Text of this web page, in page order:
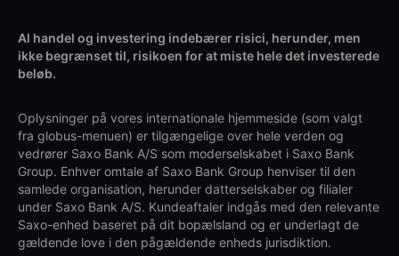
Al handel og investering indebærer risici, herunder, men
ikke begrænset til, risikoen for at miste hele det investerede
beløb.
Oplysninger på vores internationale hjemmeside (som valgt
fra globus-menuen) er tilgængelige over hele verden og
vedrører Saxo Bank A/S som moderselskabet i Saxo Bank
Group. Enhver omtale af Saxo Bank Group henviser til den
samlede organisation, herunder datterselskaber og filialer
under Saxo Bank A/S. Kundeaftaler indgås med den relevante
Saxo-enhed baseret på dit bopælsland og er underlagt de
gældende love i den pågældende enheds jurisdiktion.